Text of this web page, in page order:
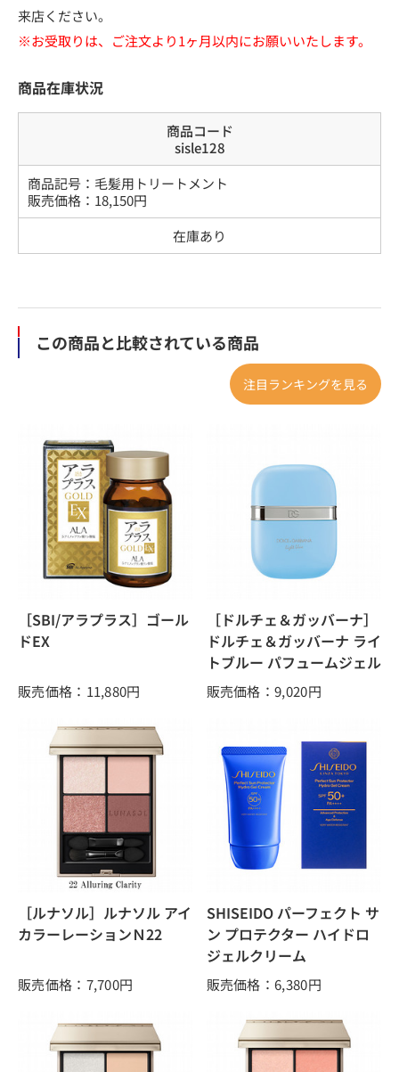
来店ください。
※お受取りは、ご注文より1ヶ月以内にお願いいたします。
商品在庫状況
商品コード
sisle128
商品記号： 毛髪用トリートメント
販売価格： 18,150円
在庫あり
この商品と比較されている商品
注目ランキングを見る
［SBI/アラプラス］ゴール
ドEX
販売価格：11,880円
［ドルチェ＆ガッバーナ］
ドルチェ＆ガッバーナ ライ
トブルー パフュームジェル
販売価格：9,020円
［ルナソル］ルナソル アイ
カラーレーションＮ22
販売価格：7,700円
SHISEIDO パーフェクト サ
ン プロテクター ハイドロ
ジェルクリーム
販売価格：6,380円